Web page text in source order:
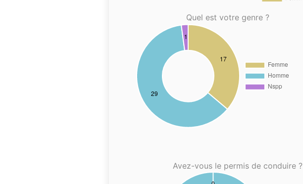
Quel est votre genre ?
Avez-vous le permis de conduire ?